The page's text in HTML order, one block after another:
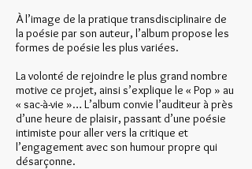
À l’image de la pratique transdisciplinaire de
la poésie par son auteur, l’album propose les
formes de poésie les plus variées.
La volonté de rejoindre le plus grand nombre
motive ce projet, ainsi s’explique le « Pop » au
« sac-à-vie »… L’album convie l’auditeur à près
d’une heure de plaisir, passant d’une poésie
intimiste pour aller vers la critique et
l’engagement avec son humour propre qui
désarçonne.